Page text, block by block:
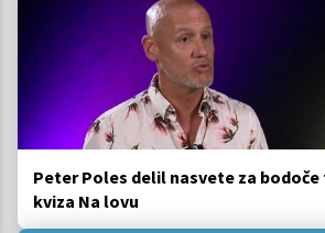
Peter Poles delil nasvete za
kviza Na lovu